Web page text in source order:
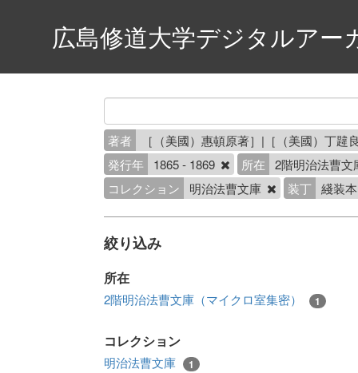
広島修道大学デジタルアー
著者
［（美國）惠頓原著］|［（美國）丁
発行年
1865 - 1869 所在
2階明治法曹
コレクション
明治法曹文庫 装丁 綫装
絞り込み
所在
2階明治法曹文庫（マイクロ室集密） 1
コレクション
明治法曹文庫 1